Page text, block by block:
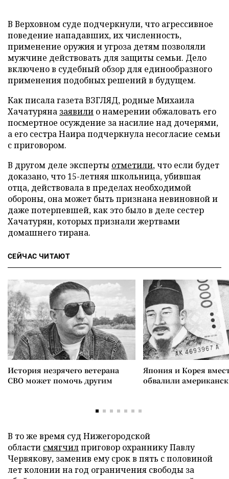
В Верховном суде подчеркнули, что агрессивное
поведение нападавших, их численность,
применение оружия и угроза детям позволяли
мужчине действовать для защиты семьи. Дело
включено в судебный обзор для единообразного
применения подобных решений в будущем.
Как писала газета ВЗГЛЯД, родные Михаила
Хачатуряна заявили о намерении обжаловать его
посмертное осуждение за насилие над дочерями,
а его сестра Наира подчеркнула несогласие семьи
с приговором.
В другом деле эксперты отметили, что если будет
доказано, что 15-летняя школьница, убившая
отца, действовала в пределах необходимой
обороны, она может быть признана невиновной и
даже потерпевшей, как это было в деле сестер
Хачатурян, которых признали жертвами
домашнего тирана.
СЕЙЧАС ЧИТАЮТ
История незрячего ветерана
СВО может помочь другим
Япония и Корея
обвалили
В то же время суд Нижегородской
области смягчилприговор охраннику Павлу
Червякову, заменив ему срок в пять с половиной
лет колонии на год ограничения свободы за